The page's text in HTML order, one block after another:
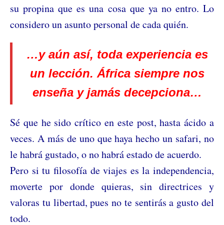
su propina que es una cosa que ya no entro. Lo
considero un asunto personal de cada quién.
…y aún así, toda experiencia es
un lección. África siempre nos
enseña y jamás decepciona…
Sé que he sido crítico en este post, hasta ácido a
veces. A más de uno que haya hecho un safari, no
le habrá gustado, o no habrá estado de acuerdo.
Pero si tu filosofía de viajes es la independencia,
moverte por donde quieras, sin directrices y
valoras tu libertad, pues no te sentirás a gusto del
todo.